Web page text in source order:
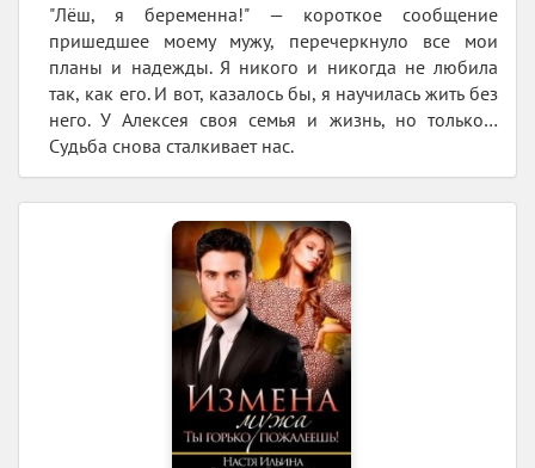
"Лёш, я беременна!" — короткое сообщение
пришедшее моему мужу, перечеркнуло все мои
планы и надежды. Я никого и никогда не любила
так, как его. И вот, казалось бы, я научилась жить без
него. У Алексея своя семья и жизнь, но только…
Судьба снова сталкивает нас.